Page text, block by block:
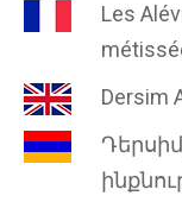
Les
Dersim